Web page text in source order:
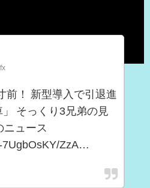
前！ 新型導入で引退進
そっくり3兄弟の見
ニュース
7UgbOsKY/ZzA…